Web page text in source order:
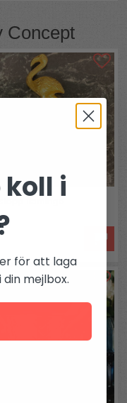
Concept
flamingoi
för att laga
mejlbox.